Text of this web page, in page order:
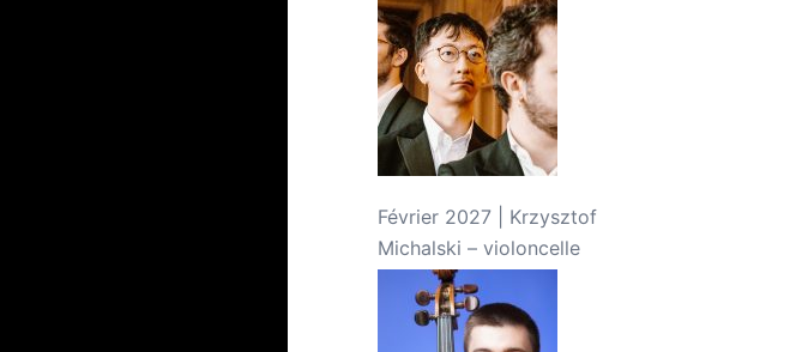
Février 2027 | Krzysztof
Michalski – violoncelle